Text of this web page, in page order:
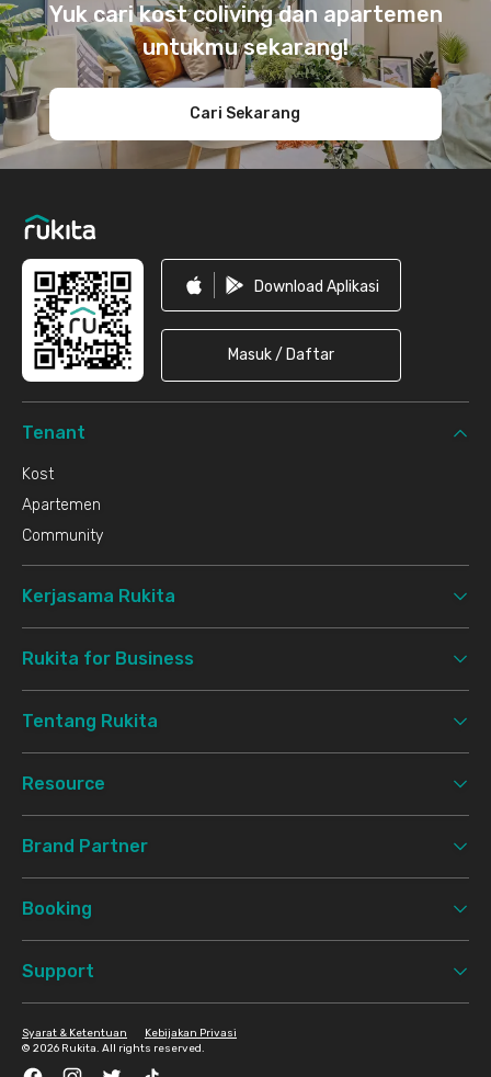
Yuk cari kost coliving dan apartemen
untukmu sekarang!
Cari Sekarang
Download Aplikasi
Masuk / Daftar
Tenant
Kost
Apartemen
Community
Kerjasama Rukita
Rukita for Business
Tentang Rukita
Resource
Brand Partner
Booking
Support
© 2026 Rukita. All rights reserved.
Syarat & Ketentuan Kebijakan Privasi
FacebookInstagramTwitter TikTok